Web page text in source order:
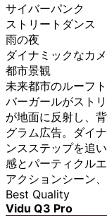
サイバーパンク
ストリートダンス
雨の夜
ダイナミックなカ
都市景観
未来都市のルーフ
バーガールがスト
が地面に反射し、
グラム広告。ダイ
ンスステップを追
感とパーティクル
アクションシーン
Best Quality
Vidu Q3 Pro